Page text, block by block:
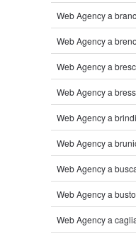
Web Agency a
Web Agency a breno
Web Agency a
Web Agency a
Web Agency a
Web Agency a
Web Agency a
Web Agency a
Web Agency a